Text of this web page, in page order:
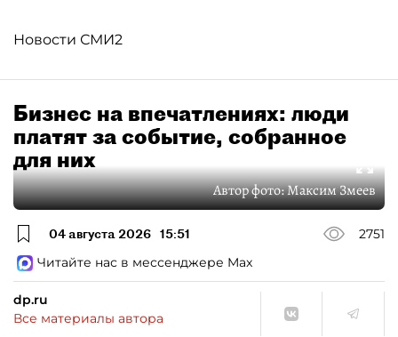
Новости СМИ2
Бизнес на впечатлениях: люди
платят за событие, собранное
для них
Автор фото:Максим Змеев
04 августа 2026 15:51
2751
Читайте нас в мессенджере Max
dp.ru
Все материалы автора